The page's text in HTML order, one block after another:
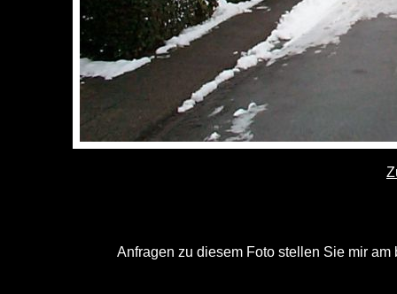
Anfragen zu diesem Foto stellen Sie mir